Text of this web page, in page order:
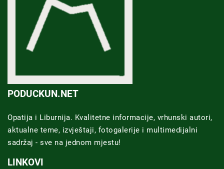
PODUCKUN.NET
Opatija i Liburnija. Kvalitetne informacije, vrhunski autori,
aktualne teme, izvještaji, fotogalerije i multimedijalni
sadržaj - sve na jednom mjestu!
LINKOVI